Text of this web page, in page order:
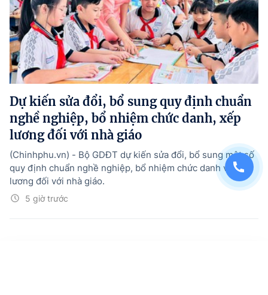
Dự kiến sửa đổi, bổ sung quy định chuẩn
nghề nghiệp, bổ nhiệm chức danh, xếp
lương đối với nhà giáo
5 giờ trước
(Chinhphu.vn) - Bộ GDĐT dự kiến sửa đổi, bổ sung một số
quy định chuẩn nghề nghiệp, bổ nhiệm chức danh và xếp
lương đối với nhà giáo.